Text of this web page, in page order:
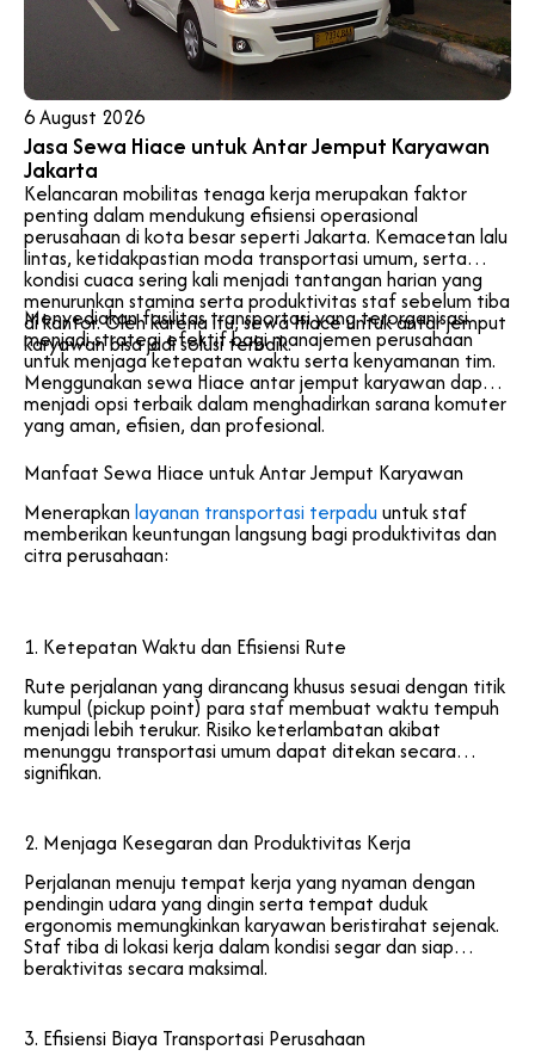
6 August 2026
Jasa Sewa Hiace untuk Antar Jemput Karyawan
Jakarta
Kelancaran mobilitas tenaga kerja merupakan faktor
penting dalam mendukung efisiensi operasional
perusahaan di kota besar seperti Jakarta. Kemacetan lalu
lintas, ketidakpastian moda transportasi umum, serta
kondisi cuaca sering kali menjadi tantangan harian yang
menurunkan stamina serta produktivitas staf sebelum tiba
di kantor. Oleh karena itu, sewa Hiace untuk antar jemput
karyawan bisa jadi solusi terbaik.
Menyediakan fasilitas transportasi yang terorganisasi
menjadi strategi efektif bagi manajemen perusahaan
untuk menjaga ketepatan waktu serta kenyamanan tim.
Menggunakan sewa Hiace antar jemput karyawan dapat
menjadi opsi terbaik dalam menghadirkan sarana komuter
yang aman, efisien, dan profesional.
Manfaat Sewa Hiace untuk Antar Jemput Karyawan
Menerapkan layanan transportasi terpadu untuk staf
memberikan keuntungan langsung bagi produktivitas dan
citra perusahaan:
1. Ketepatan Waktu dan Efisiensi Rute
Rute perjalanan yang dirancang khusus sesuai dengan titik
kumpul (pickup point) para staf membuat waktu tempuh
menjadi lebih terukur. Risiko keterlambatan akibat
menunggu transportasi umum dapat ditekan secara
signifikan.
2. Menjaga Kesegaran dan Produktivitas Kerja
Perjalanan menuju tempat kerja yang nyaman dengan
pendingin udara yang dingin serta tempat duduk
ergonomis memungkinkan karyawan beristirahat sejenak.
Staf tiba di lokasi kerja dalam kondisi segar dan siap
beraktivitas secara maksimal.
3. Efisiensi Biaya Transportasi Perusahaan